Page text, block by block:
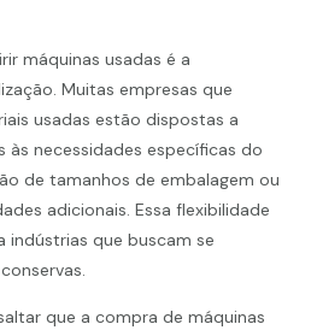
máquinas usadas é a
Muitas empresas que
usadas estão dispostas a
necessidades específicas do
de tamanhos de embalagem ou
adicionais. Essa flexibilidade
indústrias que buscam se
que a compra de máquinas